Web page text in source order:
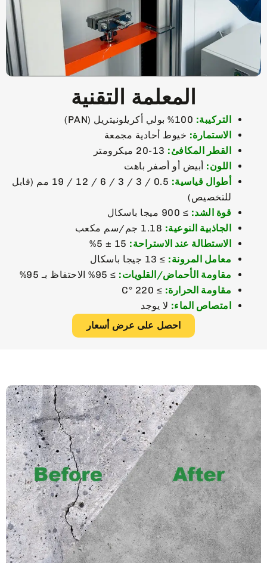
المعلمة التقنية
التركيبة: 100% بولي أكريلونيتريل (PAN)
الاستمارة: خيوط أحادية مجمعة
القطر المكافئ:
اللون: أبيض أو أصفر باهت
أطوال قياسية:
0.5 / 3 / 3 / 6 / 12 / 19 مم (قابل
للتخصيص)
قوة الشد: ≥ 900 ميجا باسكال
الجاذبية النوعية:
الاستطالة عند الاستراحة:
معامل المرونة: ≥ 13 جيجا باسكال
مقاومة الأحماض/القلويات: ≥ 95% الاحتفاظ بـ 95%
مقاومة الحرارة: ≥ 220 °C
امتصاص الماء: لا يوجد
احصل على عرض أسعار